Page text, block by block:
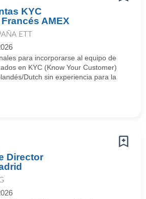
KYC
AMEX
ETT
para incorporarse al equipo de
en KYC (Know Your Customer)
Dutch sin experiencia para la
Director